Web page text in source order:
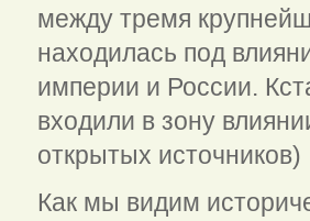
Как мы видим